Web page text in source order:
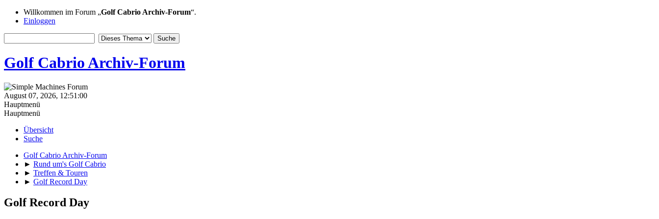
Willkommen im Forum „Golf Cabrio Archiv-Forum“.
Einloggen
Golf Cabrio Archiv-Forum
August 07, 2026, 12:51:00
Hauptmenü
Hauptmenü
Übersicht
Suche
Golf Cabrio Archiv-Forum
► Rund um's Golf Cabrio
► Treffen & Touren
► Golf Record Day
Golf Record Day